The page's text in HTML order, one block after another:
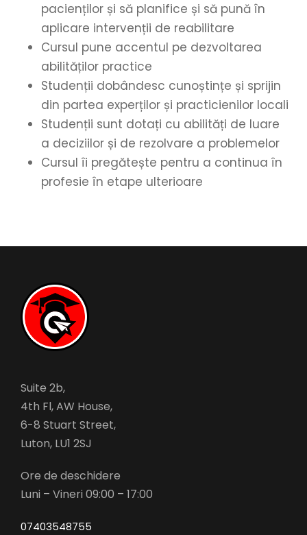
pacienților și să planifice și să pună în
aplicare intervenții de reabilitare
Cursul pune accentul pe dezvoltarea
abilităților practice
Studenții dobândesc cunoștințe și sprijin
din partea experților și practicienilor locali
Studenții sunt dotați cu abilități de luare
a deciziilor și de rezolvare a problemelor
Cursul îi pregătește pentru a continua în
profesie în etape ulterioare
Suite 2b,
4th Fl, AW House,
6-8 Stuart Street,
Luton, LU1 2SJ
Ore de deschidere
Luni – Vineri 09:00 – 17:00
07403548755